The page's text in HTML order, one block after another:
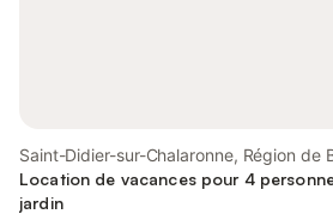
Saint-Didier-sur-Chalaronne, Région de
Location de vacances pour 4
jardin